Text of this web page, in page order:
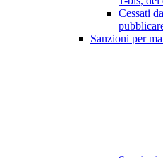
Cessati
Sanzioni per